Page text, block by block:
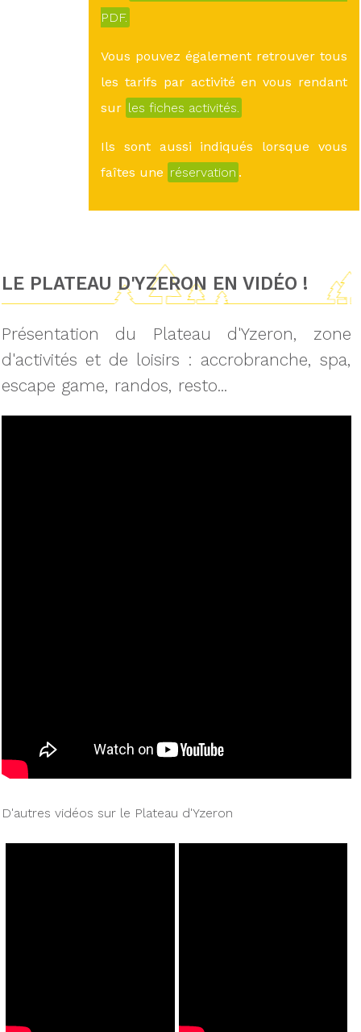
PDF.
Vous pouvez également retrouver tous
les tarifs par activité en vous rendant
sur les fiches activités.
Ils sont aussi indiqués lorsque vous
faîtes une réservation .
LE PLATEAU D'YZERON EN VIDÉO !
Présentation du Plateau d'Yzeron, zone
d'activités et de loisirs : accrobranche, spa,
escape game, randos, resto...
D'autres vidéos sur le Plateau d'Yzeron